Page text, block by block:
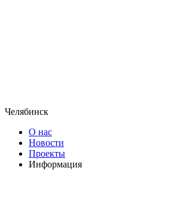
Челябинск
О нас
Новости
Проекты
Информация